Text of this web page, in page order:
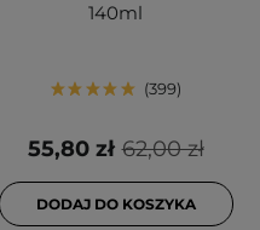
140ml
399
62,00 zł
55,80 zł
DODAJ DO KOSZYKA